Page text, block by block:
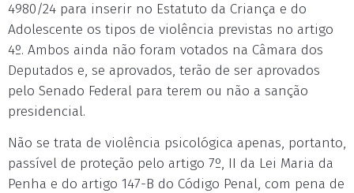
4980/24 para inserir no Estatuto da Criança e do
Adolescente os tipos de violência previstas no artigo
4º. Ambos ainda não foram votados na Câmara dos
Deputados e, se aprovados, terão de ser aprovados
pelo Senado Federal para terem ou não a sanção
presidencial.
Não se trata de violência psicológica apenas, portanto,
passível de proteção pelo artigo 7º, II da Lei Maria da
Penha e do artigo 147-B do Código Penal, com pena de